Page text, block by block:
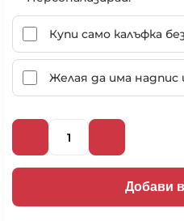
Купи само калъфка
Желая да има надпис
Добави